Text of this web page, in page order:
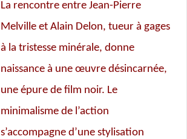
La rencontre entre Jean-Pierre
Melville et Alain Delon, tueur à gages
à la tristesse minérale, donne
naissance à une œuvre désincarnée,
une épure de film noir. Le
minimalisme de l’action
s’accompagne d’une stylisation